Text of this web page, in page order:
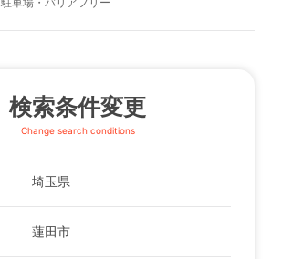
検索条件変更
Change search conditions
埼玉県
蓮田市